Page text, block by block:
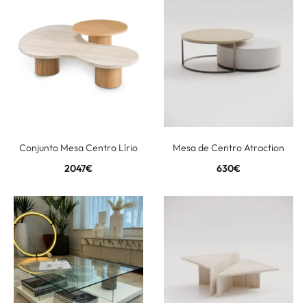
Conjunto Mesa Centro Lírio
2047€
Mesa de Centro Atraction
630€